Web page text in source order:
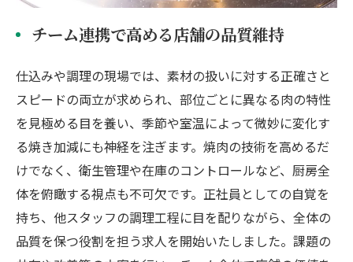
チーム連携で高める店舗の品質維持
仕込みや調理の現場では、素材の扱いに対する正確さと
スピードの両立が求められ、部位ごとに異なる肉の特性
を見極める目を養い、季節や室温によって微妙に変化す
る焼き加減にも神経を注ぎます。焼肉の技術を高めるだ
けでなく、衛生管理や在庫のコントロールなど、厨房全
体を俯瞰する視点も不可欠です。正社員としての自覚を
持ち、他スタッフの調理工程に目を配りながら、全体の
品質を保つ役割を担う求人を開始いたしました。課題の